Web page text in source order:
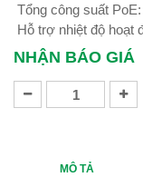
Tổng công suất
Hỗ trợ nhiệt độ hoạt
NHẬN BÁO GIÁ
MÔ TẢ